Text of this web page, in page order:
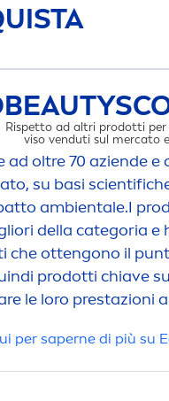
BEAUTY
Rispetto ad altri prodotti per
viso venduti sul mercato
ad oltre 70 aziende
su basi
ambientale.I
della categoria
che ottengono il
prodotti chiave
le loro prestazioni
per saperne di più su